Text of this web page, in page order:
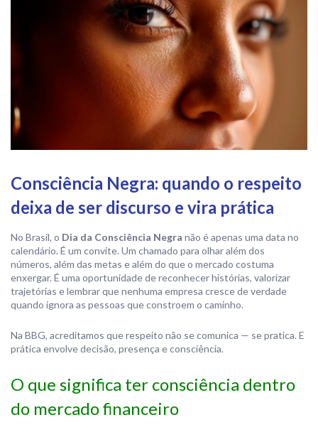
Consciência Negra: quando o respeito
deixa de ser discurso e vira prática
No Brasil, o Dia da Consciência Negra não é apenas uma data no
calendário. É um convite. Um chamado para olhar além dos
números, além das metas e além do que o mercado costuma
enxergar. É uma oportunidade de reconhecer histórias, valorizar
trajetórias e lembrar que nenhuma empresa cresce de verdade
quando ignora as pessoas que constroem o caminho.
Na BBG, acreditamos que respeito não se comunica — se pratica. E
prática envolve decisão, presença e consciência.
O que significa ter consciência dentro
do mercado financeiro